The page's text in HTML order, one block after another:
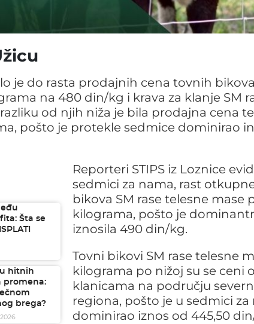
je do rasta prodajnih cena tovnih
na 480 din/kg i krava za klanje SM
od njih niža je bila prodajna cena
pošto je protekle sedmice dominirao
Šta se
hitnih
promena:
brega?
Reporteri STIPS iz Loznice
sedmici za nama, rast
bikova SM rase telesne mase
kilograma, pošto je
iznosila 490 din/kg.
Tovni bikovi SM rase telesne
kilograma po nižoj su se ceni
klanicama na području
regiona, pošto je u sedmici za
dominirao iznos od 445,50